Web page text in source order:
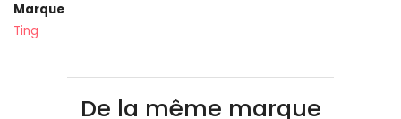
Marque
Ting
De la même marque